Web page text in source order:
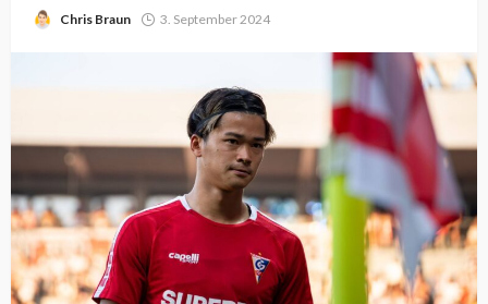
Chris Braun 3. September 2024